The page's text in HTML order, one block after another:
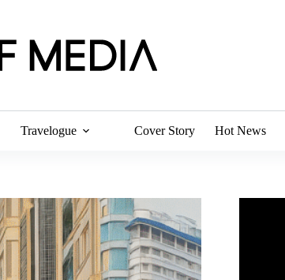
Travelogue Cover Story Hot News